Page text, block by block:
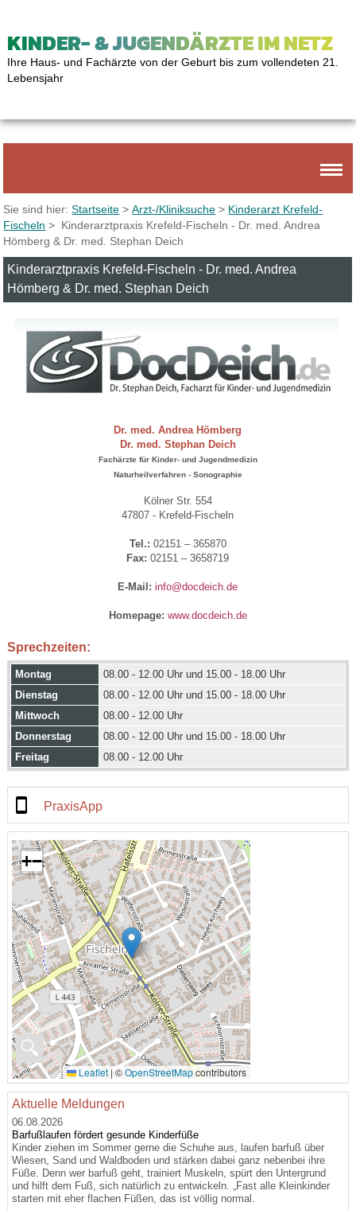
KINDER- & JUGENDÄRZTE IM NETZ
Ihre Haus- und Fachärzte von der Geburt bis zum vollendeten 21.
Lebensjahr
Sie sind hier:Startseite >Arzt-/Kliniksuche > Kinderarzt Krefeld-
Fischeln > Kinderarztpraxis Krefeld-Fischeln - Dr. med. Andrea
Hömberg & Dr. med. Stephan Deich
Kinderarztpraxis Krefeld-Fischeln - Dr. med. Andrea
Hömberg & Dr. med. Stephan Deich
Dr. med. Andrea Hömberg
Dr. med. Stephan Deich
Fachärzte für Kinder- und Jugendmedizin
Naturheilverfahren - Sonographie
Kölner Str. 554
47807 - Krefeld-Fischeln
Tel.: 02151 – 365870
Fax: 02151 – 3658719
E-Mail: info@docdeich.de
Homepage: www.docdeich.de
Sprechzeiten:
Montag
08.00 - 12.00 Uhr und 15.00 - 18.00 Uhr
Dienstag
08.00 - 12.00 Uhr und 15.00 - 18.00 Uhr
Mittwoch
08.00 - 12.00 Uhr
Donnerstag
08.00 - 12.00 Uhr und 15.00 - 18.00 Uhr
Freitag
08.00 - 12.00 Uhr
PraxisApp
🔍
+−
Leaflet | ©OpenStreetMapcontributors
Aktuelle Meldungen
06.08.2026
Barfußlaufen fördert gesunde Kinderfüße
Kinder ziehen im Sommer gerne die Schuhe aus, laufen barfuß über
Wiesen, Sand und Waldboden und stärken dabei ganz nebenbei ihre
Füße. Denn wer barfuß geht, trainiert Muskeln, spürt den Untergrund
und hilft dem Fuß, sich natürlich zu entwickeln. „Fast alle Kleinkinder
starten mit eher flachen Füßen, das ist völlig normal.